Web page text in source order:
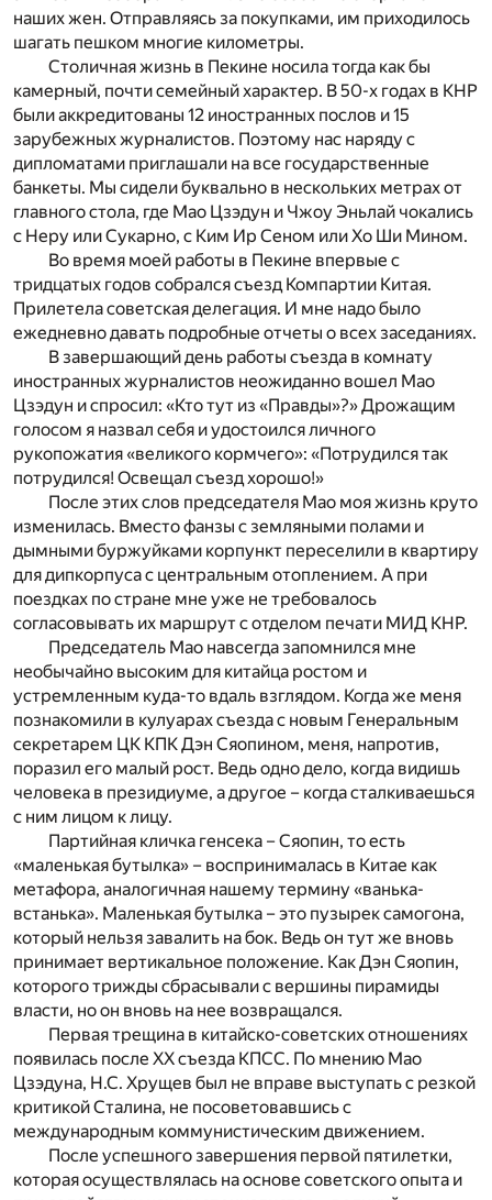
наших жен. Отправляясь за покупками, им приходилось
шагать пешком многие километры.
Столичная жизнь в Пекине носила тогда как бы
камерный, почти семейный характер. В 50-х годах в КНР
были аккредитованы 12 иностранных послов и 15
зарубежных журналистов. Поэтому нас наряду с
дипломатами приглашали на все государственные
банкеты. Мы сидели буквально в нескольких метрах от
главного стола, где Мао Цзэдун и Чжоу Эньлай чокались
с Неру или Сукарно, с Ким Ир Сеном или Хо Ши Мином.
Во время моей работы в Пекине впервые с
тридцатых годов собрался съезд Компартии Китая.
Прилетела советская делегация. И мне надо было
ежедневно давать подробные отчеты о всех заседаниях.
В завершающий день работы съезда в комнату
иностранных журналистов неожиданно вошел Мао
Цзэдун и спросил: «Кто тут из «Правды»?» Дрожащим
голосом я назвал себя и удостоился личного
рукопожатия «великого кормчего»: «Потрудился так
потрудился! Освещал съезд хорошо!»
После этих слов председателя Мао моя жизнь круто
изменилась. Вместо фанзы с земляными полами и
дымными буржуйками корпункт переселили в квартиру
для дипкорпуса с центральным отоплением. А при
поездках по стране мне уже не требовалось
согласовывать их маршрут с отделом печати МИД КНР.
Председатель Мао навсегда запомнился мне
необычайно высоким для китайца ростом и
устремленным куда-то вдаль взглядом. Когда же меня
познакомили в кулуарах съезда с новым Генеральным
секретарем ЦК КПК Дэн Сяопином, меня, напротив,
поразил его малый рост. Ведь одно дело, когда видишь
человека в президиуме, а другое – когда сталкиваешься
с ним лицом к лицу.
Партийная кличка генсека – Сяопин, то есть
«маленькая бутылка» – воспринималась в Китае как
метафора, аналогичная нашему термину «ванька-
встанька». Маленькая бутылка – это пузырек самогона,
который нельзя завалить на бок. Ведь он тут же вновь
принимает вертикальное положение. Как Дэн Сяопин,
которого трижды сбрасывали с вершины пирамиды
власти, но он вновь на нее возвращался.
Первая трещина в китайско-советских отношениях
появилась после XX съезда КПСС. По мнению Мао
Цзэдуна, Н.С. Хрущев был не вправе выступать с резкой
критикой Сталина, не посоветовавшись с
международным коммунистическим движением.
После успешного завершения первой пятилетки,
которая осуществлялась на основе советского опыта и